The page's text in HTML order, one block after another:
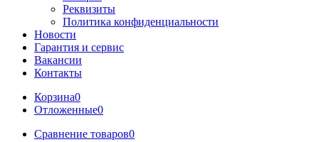
Реквизиты
Политика конфиденциальности
Новости
Гарантия и сервис
Вакансии
Контакты
Корзина0
Отложенные0
Сравнение товаров0